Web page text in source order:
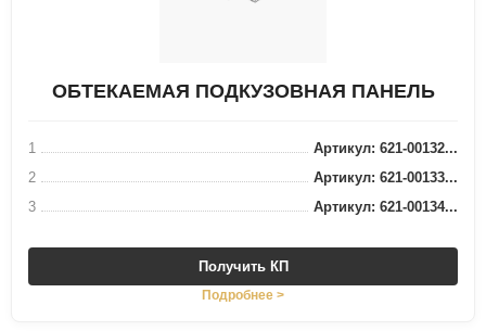
ОБТЕКАЕМАЯ ПОДКУЗОВНАЯ ПАНЕЛЬ
1
Артикул: 621-00132...
2
Артикул: 621-00133...
3
Артикул: 621-00134...
Получить КП
Подробнее >